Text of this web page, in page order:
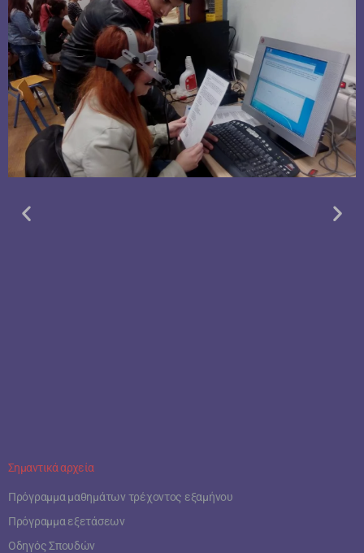
Σημαντικά αρχεία
Πρόγραμμα μαθημάτων τρέχοντος εξαμήνου
Πρόγραμμα εξετάσεων
Οδηγός Σπουδών